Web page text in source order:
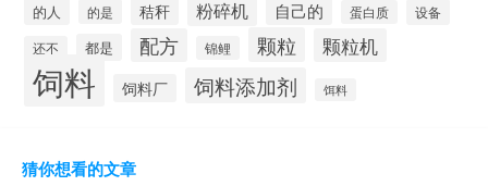
的人 的是 秸秆 粉碎机 自己的 蛋白质 设备
还不 都是 配方 锦鲤 颗粒 颗粒机
饲料 饲料厂 饲料添加剂 饵料
猜你想看的文章